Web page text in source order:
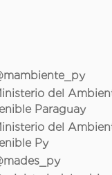
del
Paraguay
del
Py